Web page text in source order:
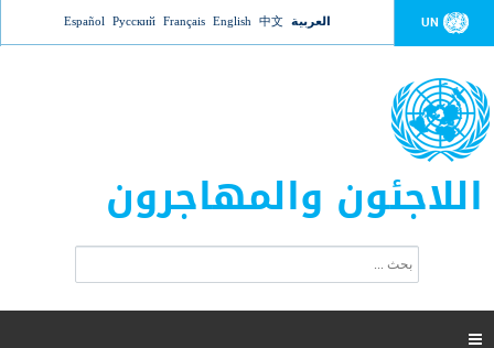
Jump to navigation UN العربية 中文
English
Français
Русский
Español
اللاجئون والمهاجرون
ت
ب
